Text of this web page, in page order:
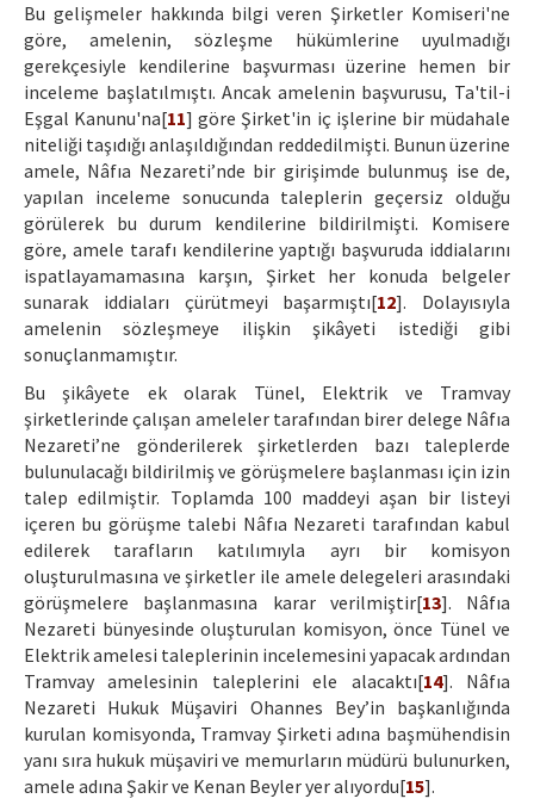
Bu gelişmeler hakkında bilgi veren Şirketler Komiseri'ne
göre, amelenin, sözleşme hükümlerine uyulmadığı
gerekçesiyle kendilerine başvurması üzerine hemen bir
inceleme başlatılmıştı. Ancak amelenin başvurusu, Ta'til-i
Eşgal Kanunu'na[11] göre Şirket'in iç işlerine bir müdahale
niteliği taşıdığı anlaşıldığından reddedilmişti. Bunun üzerine
amele, Nâfıa Nezareti’nde bir girişimde bulunmuş ise de,
yapılan inceleme sonucunda taleplerin geçersiz olduğu
görülerek bu durum kendilerine bildirilmişti. Komisere
göre, amele tarafı kendilerine yaptığı başvuruda iddialarını
ispatlayamamasına karşın, Şirket her konuda belgeler
sunarak iddiaları çürütmeyi başarmıştı[12]. Dolayısıyla
amelenin sözleşmeye ilişkin şikâyeti istediği gibi
sonuçlanmamıştır.
Bu şikâyete ek olarak Tünel, Elektrik ve Tramvay
şirketlerinde çalışan ameleler tarafından birer delege Nâfıa
Nezareti’ne gönderilerek şirketlerden bazı taleplerde
bulunulacağı bildirilmiş ve görüşmelere başlanması için izin
talep edilmiştir. Toplamda 100 maddeyi aşan bir listeyi
içeren bu görüşme talebi Nâfıa Nezareti tarafından kabul
edilerek tarafların katılımıyla ayrı bir komisyon
oluşturulmasına ve şirketler ile amele delegeleri arasındaki
görüşmelere başlanmasına karar verilmiştir[13]. Nâfıa
Nezareti bünyesinde oluşturulan komisyon, önce Tünel ve
Elektrik amelesi taleplerinin incelemesini yapacak ardından
Tramvay amelesinin taleplerini ele alacaktı[14]. Nâfıa
Nezareti Hukuk Müşaviri Ohannes Bey’in başkanlığında
kurulan komisyonda, Tramvay Şirketi adına başmühendisin
yanı sıra hukuk müşaviri ve memurların müdürü bulunurken,
amele adına Şakir ve Kenan Beyler yer alıyordu[15].